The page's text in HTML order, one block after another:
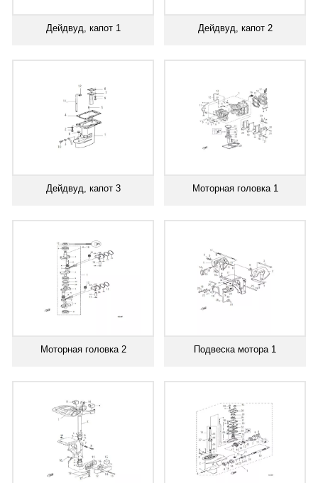
Дейдвуд, капот 1 Дейдвуд, капот 2
Дейдвуд, капот 3 Моторная головка 1
Моторная головка 2 Подвеска мотора 1